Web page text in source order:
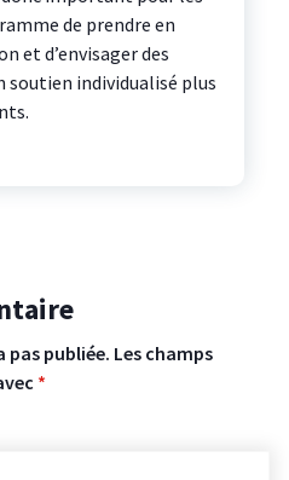
de prendre en
et d’envisager des
individualisé plus
pas publiée. Les champs
*